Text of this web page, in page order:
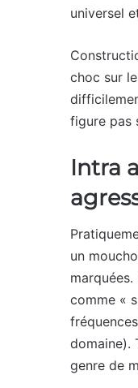
universel
choc sur
figure pas
Intra
un
comme «
domaine).
genre de